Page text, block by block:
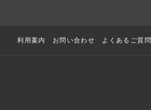
利用案内 お問い合わせ よくあるご質問